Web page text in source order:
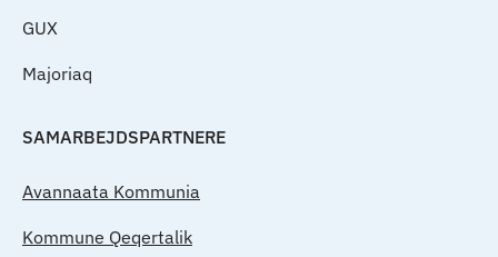
GUX
Majoriaq
SAMARBEJDSPARTNERE
Avannaata Kommunia
Kommune Qeqertalik